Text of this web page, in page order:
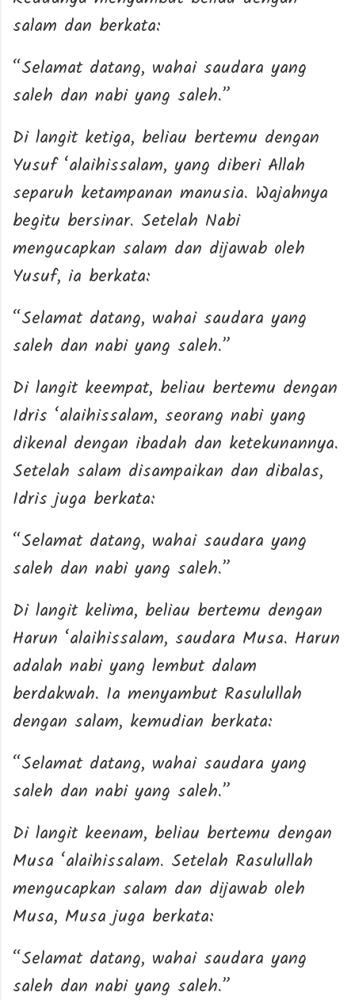
salam dan berkata:
“Selamat datang, wahai saudara yang
saleh dan nabi yang saleh.”
Di langit ketiga, beliau bertemu dengan
Yusuf ‘alaihissalam, yang diberi Allah
separuh ketampanan manusia. Wajahnya
begitu bersinar. Setelah Nabi
mengucapkan salam dan dijawab oleh
Yusuf, ia berkata:
“Selamat datang, wahai saudara yang
saleh dan nabi yang saleh.”
Di langit keempat, beliau bertemu dengan
Idris ‘alaihissalam, seorang nabi yang
dikenal dengan ibadah dan ketekunannya.
Setelah salam disampaikan dan dibalas,
Idris juga berkata:
“Selamat datang, wahai saudara yang
saleh dan nabi yang saleh.”
Di langit kelima, beliau bertemu dengan
Harun ‘alaihissalam, saudara Musa. Harun
adalah nabi yang lembut dalam
berdakwah. Ia menyambut Rasulullah
dengan salam, kemudian berkata:
“Selamat datang, wahai saudara yang
saleh dan nabi yang saleh.”
Di langit keenam, beliau bertemu dengan
Musa ‘alaihissalam. Setelah Rasulullah
mengucapkan salam dan dijawab oleh
Musa, Musa juga berkata:
“Selamat datang, wahai saudara yang
saleh dan nabi yang saleh.”